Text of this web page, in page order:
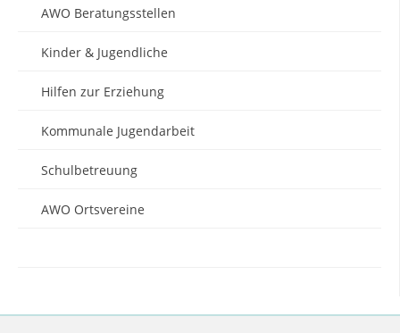
AWO Beratungsstellen
Kinder & Jugendliche
Hilfen zur Erziehung
Kommunale Jugendarbeit
Schulbetreuung
AWO Ortsvereine